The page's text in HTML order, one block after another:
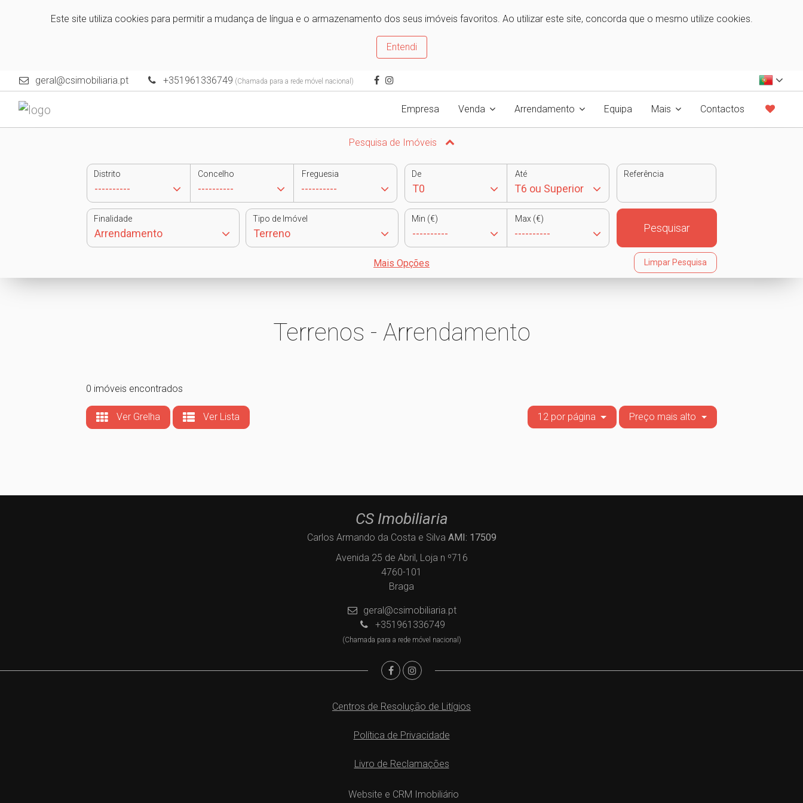
Este site utiliza cookies para permitir a mudança de língua e o armazenamento dos seus imóveis favoritos. Ao utilizar este site, concorda que o mesmo utilize cookies.
Entendi
geral@csimobiliaria.pt +351961336749 (Chamada para a rede móvel nacional)
Empresa Venda Arrendamento Equipa Mais Contactos
Pesquisa de Imóveis
Distrito Concelho Freguesia De Até Referência
Finalidade Tipo de Imóvel Min (€) Max (€)
Pesquisar
Mais Opções Limpar Pesquisa
Terrenos - Arrendamento
0 imóveis encontrados
Ver Grelha Ver Lista 12 por página Preço mais alto
CS Imobiliaria
Carlos Armando da Costa e Silva AMI: 17509
Avenida 25 de Abril, Loja n º716
4760-101
Braga
geral@csimobiliaria.pt
+351961336749
(Chamada para a rede móvel nacional)
Centros de Resolução de Litígios
Política de Privacidade
Livro de Reclamações
Website e CRM Imobiliário